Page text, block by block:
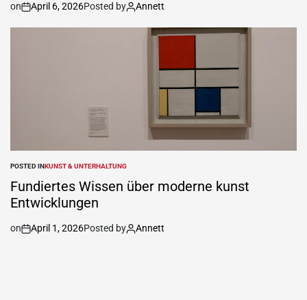
on April 6, 2026Posted by Annett
POSTED INKUNST & UNTERHALTUNG
Fundiertes Wissen über moderne kunst
Entwicklungen
on April 1, 2026Posted by Annett